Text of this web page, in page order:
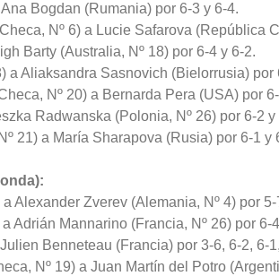
Bogdan (Rumania) por 6-3 y 6-4.
Nº 6) a Lucie Safarova (República
Barty (Australia, Nº 18) por 6-4 y 6-2.
a Aliaksandra Sasnovich (Bielorrusia) por
Nº 20) a Bernarda Pera (USA) por
Radwanska (Polonia, Nº 26) por 6-2 y
21) a María Sharapova (Rusia) por 6-1 y
Alexander Zverev (Alemania, Nº 4) por
Adrián Mannarino (Francia, Nº 26) por 6-
Julien Benneteau (Francia) por 3-6, 6-2, 6-
Nº 19) a Juan Martín del Potro